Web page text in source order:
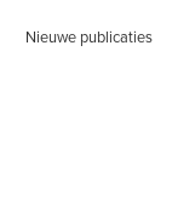
Nieuwe publicaties